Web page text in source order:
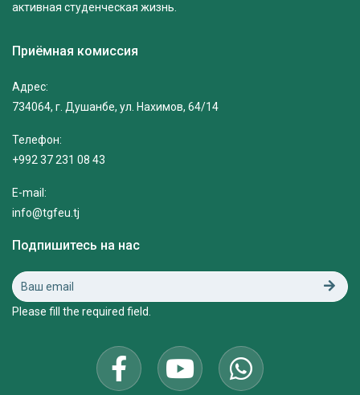
активная студенческая жизнь.
Приёмная комиссия
Адрес:
734064, г. Душанбе, ул. Нахимов, 64/14
Телефон:
+992 37 231 08 43
E-mail:
info@tgfeu.tj
Подпишитесь на нас
Please fill the required field.